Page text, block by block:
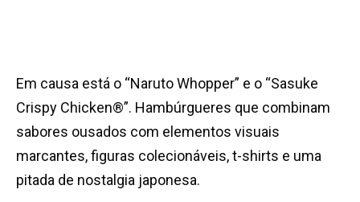
Em causa está o “Naruto Whopper” e o “Sasuke
Crispy Chicken®”. Hambúrgueres que combinam
sabores ousados com elementos visuais
marcantes, figuras colecionáveis, t-shirts e uma
pitada de nostalgia japonesa.